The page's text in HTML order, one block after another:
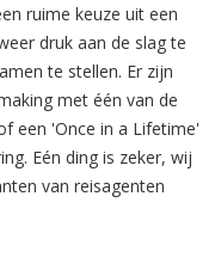
ruime keuze uit een
druk aan de slag te
te stellen. Er zijn
met één van de
een 'Once in a Lifetime'
Eén ding is zeker, wij
van reisagenten